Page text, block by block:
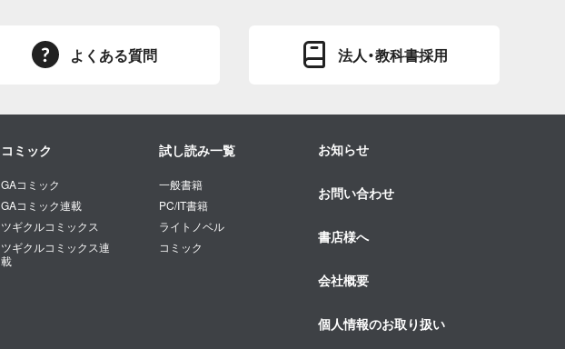
よくある質問 法人・教科書採用
コミック
GAコミック
GAコミック連載
ツギクルコミックス
ツギクルコミックス連
載
試し読み一覧
一般書籍
PC/IT書籍
ライトノベル
コミック
お知らせ
お問い合わせ
書店様へ
会社概要
個人情報のお取り扱い